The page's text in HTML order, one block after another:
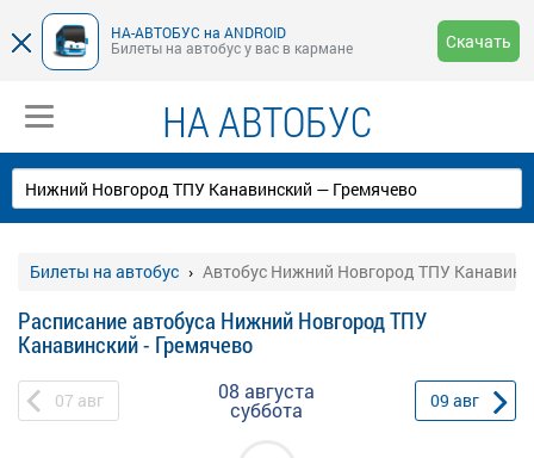
НА-АВТОБУС на ANDROID
Билеты на автобус у вас в кармане
Скачать
НА АВТОБУС
Билеты на автобус Автобус Нижний Новгород ТПУ
Расписание автобуса Нижний Новгород ТПУ
Канавинский - Гремячево
07 авг 08 августа
суббота 09 авг